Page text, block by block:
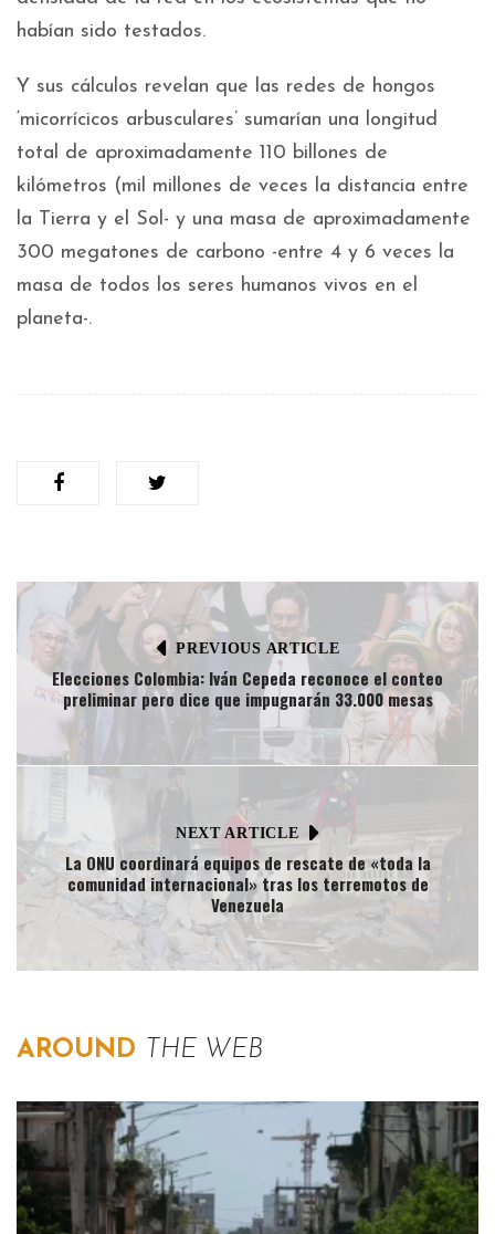
habían sido testados.
Y sus cálculos revelan que las redes de hongos
‘micorrícicos arbusculares’ sumarían una longitud
total de aproximadamente 110 billones de
kilómetros (mil millones de veces la distancia entre
la Tierra y el Sol- y una masa de aproximadamente
300 megatones de carbono -entre 4 y 6 veces la
masa de todos los seres humanos vivos en el
planeta-.
PREVIOUS ARTICLE
Elecciones Colombia: Iván Cepeda reconoce el conteo
preliminar pero dice que impugnarán 33.000 mesas
NEXT ARTICLE
La ONU coordinará equipos de rescate de «toda la
comunidad internacional» tras los terremotos de
Venezuela
AROUND THE WEB